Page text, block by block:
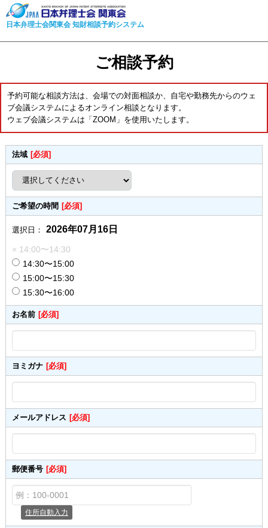
日本弁理士会関東会 知財相談予約システム
ご相談予約
予約可能な相談方法は、会場での対面相談か、自宅や勤務先からのウェ
ブ会議システムによるオンライン相談となります。
ウェブ会議システムは「ZOOM」を使用いたします。
法域 [必須]
ご希望の時間 [必須]
選択日： 2026年07月16日
× 14:00〜14:30
14:30〜15:00
15:00〜15:30
15:30〜16:00
お名前 [必須]
ヨミガナ [必須]
メールアドレス [必須]
郵便番号 [必須]
住所自動入力